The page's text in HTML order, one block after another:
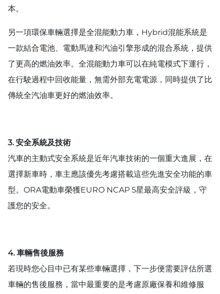
本。
另一項環保車輛選擇是全混能動力車，Hybrid混能系統是
一款結合電池、電動馬達和汽油引擎形成的混合系統，提供
了更高的燃油效率。全混能動力車可以在純電模式下運行，
在行駛過程中回收能量，無需外部充電電源，同時提供了比
傳統全汽油車更好的燃油效率。
3. 安全系統及技術
汽車的主動式安全系統是近年汽車技術的一個重大進展，在
選擇新車時，車主應該優先考慮搭載這些先進安全功能的車
型。ORA電動車榮獲EURO NCAP 5星最高安全評級，守
護您的安全。
4. 車輛售後服務
若現時您心目中已有某些車輛選擇，下一步便需要評估所選
車輛的售後服務，當中最重要的是考慮原廠保養和維修服